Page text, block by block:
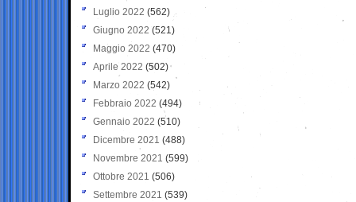
Luglio 2022 (562)
Giugno 2022 (521)
Maggio 2022 (470)
Aprile 2022 (502)
Marzo 2022 (542)
Febbraio 2022 (494)
Gennaio 2022 (510)
Dicembre 2021 (488)
Novembre 2021 (599)
Ottobre 2021 (506)
Settembre 2021 (539)